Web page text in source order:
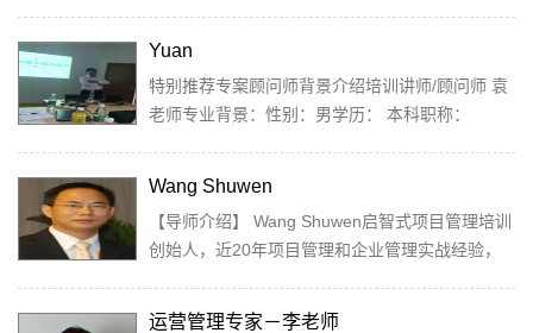
Yuan
特别推荐专案顾问师背景介绍培训讲师/顾问师 袁
老师专业背景：性别：男学历： 本科职称：
Wang Shuwen
【导师介绍】 Wang Shuwen启智式项目管理培训
创始人，近20年项目管理和企业管理实战经验，
运营管理专家－李老师